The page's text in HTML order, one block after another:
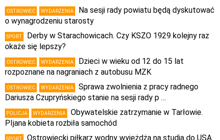
OSTROWIEC WYDARZENIA
Na sesji rady powiatu będą dyskutować
o wynagrodzeniu starosty
SPORT
Derby w Starachowicach. Czy KSZO 1929 kolejny raz
okaże się lepszy?
OSTROWIEC WYDARZENIA
Dzieci w wieku od 12 do 15 lat
rozpoznane na nagraniach z autobusu MZK
OSTROWIEC WYDARZENIA
Sprawa zwolnienia z pracy radnego
Dariusza Czupryńskiego stanie na sesji rady p …
POLICJA WYDARZENIA
Obywatelskie zatrzymanie w Tarłowie.
PIjana kobieta rozbiła samochód
SPORT
Ostrowiecki piłkarz wodny wyjeżdża na studia do USA.